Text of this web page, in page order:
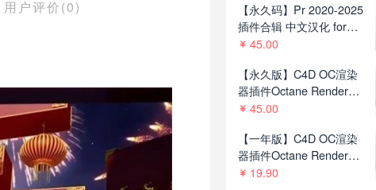
用户评价(0)
【永久码】Pr 2020-2025
插件合辑 中文汉化 for
Mac苹果系统平面跟踪降
红巨人系列等插件一键安
装包
45.00
【永久版】C4D OC渲染
器插件Octane Render
2022.1 R8一键安装版支持
45.00
【一年版】C4D OC渲染
器插件Octane Render
2022.1R8一键安装版支持
19.90